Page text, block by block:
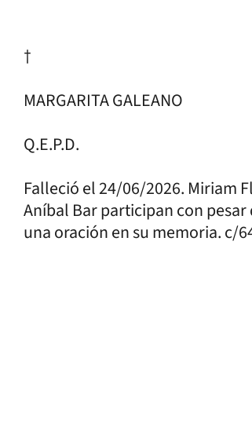
†
MARGARITA GALEANO
Q.E.P.D.
Falleció el 24/06/2026. Miriam
Aníbal Bar participan con
una oración en su memoria. c/